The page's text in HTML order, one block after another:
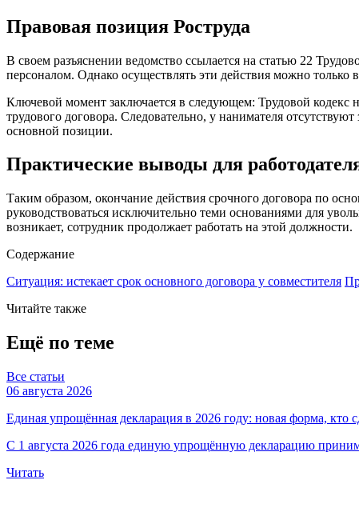
Правовая позиция Роструда
В своем разъяснении ведомство ссылается на статью 22
персоналом. Однако осуществлять эти действия можно
Ключевой момент заключается в следующем: Трудовой кодекс
трудового договора. Следовательно, у нанимателя
основной позиции.
Практические выводы для
Таким образом, окончание действия срочного договора по
руководствоваться исключительно теми основаниями для
возникает, сотрудник продолжает работать на этой должности.
Содержание
Ситуация: истекает срок основного договора у совместителя
Читайте также
Ещё по теме
Все статьи
06 августа 2026
Единая упрощённая декларация в 2026 году: новая форма, кто
С 1 августа 2026 года единую упрощённую декларацию
Читать